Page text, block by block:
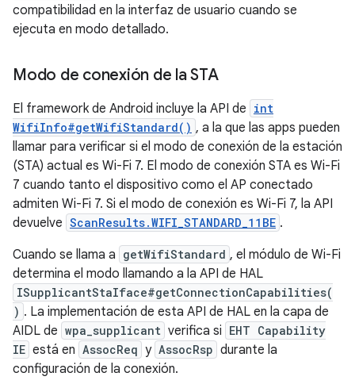
compatibilidad en la interfaz de usuario cuando se
ejecuta en modo detallado.
Modo de conexión de la STA
El framework de Android incluye la API de int
WifiInfo#getWifiStandard() , a la que las apps pueden
llamar para verificar si el modo de conexión de la estación
(STA) actual es Wi-Fi 7. El modo de conexión STA es Wi-Fi
7 cuando tanto el dispositivo como el AP conectado
admiten Wi-Fi 7. Si el modo de conexión es Wi-Fi 7, la API
devuelve ScanResults.WIFI_STANDARD_11BE .
Cuando se llama a getWifiStandard , el módulo de Wi-Fi
determina el modo llamando a la API de HAL
ISupplicantStaIface#getConnectionCapabilities(
) . La implementación de esta API de HAL en la capa de
AIDL de wpa_supplicant verifica si EHT Capability
IE está en AssocReq y AssocRsp durante la
configuración de la conexión.